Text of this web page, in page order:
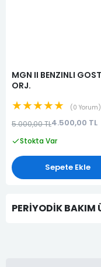
MGN II BENZINLI
ORJ.
★★★★★ 0 Yorum
5.000,00 TL4.500,00 TL
Stokta Var
Sepete Ekle
PERIYODIK BAKIM